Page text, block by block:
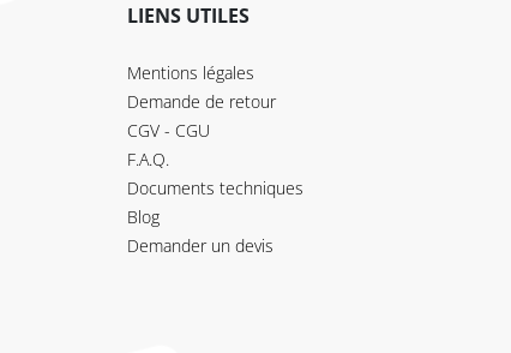
LIENS UTILES
Mentions légales
Demande de retour
CGV - CGU
F.A.Q.
Documents techniques
Blog
Demander un devis